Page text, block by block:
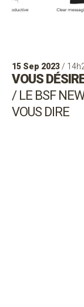
15 Sep 2023 /
VOUS
/ LE BSF
VOUS DIRE